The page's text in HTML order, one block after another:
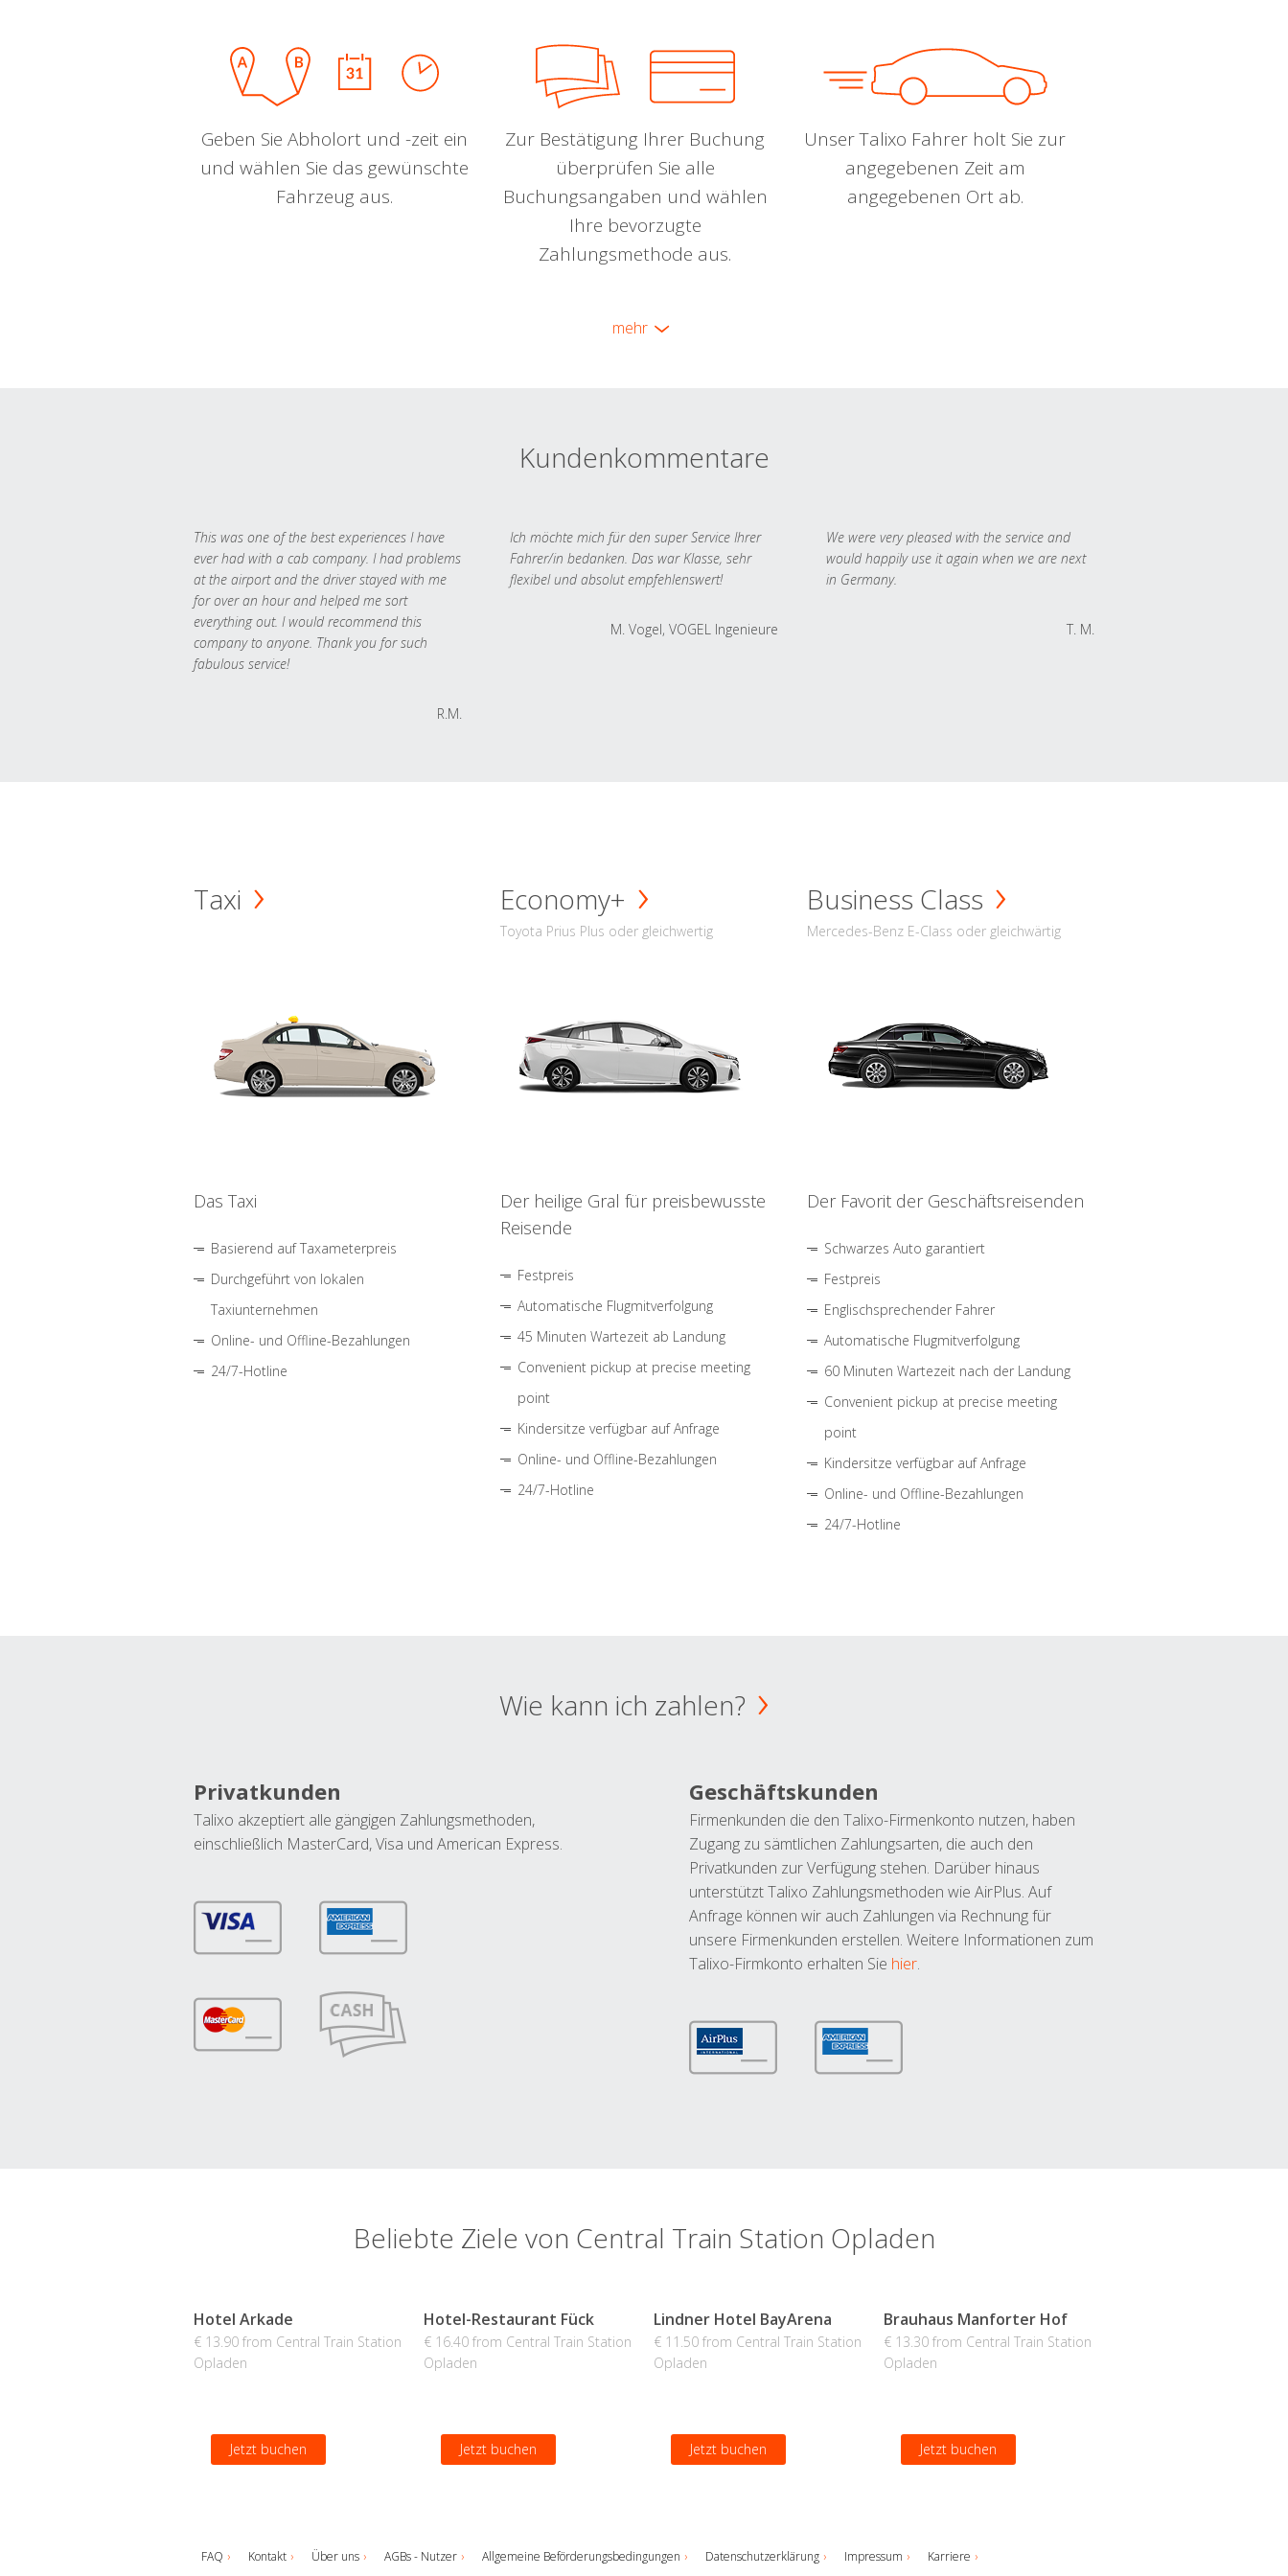
Geben Sie Abholort und -zeit ein
und wählen Sie das gewünschte
Fahrzeug aus.
Zur Bestätigung Ihrer Buchung
überprüfen Sie alle
Buchungsangaben und wählen
Ihre bevorzugte
Zahlungsmethode aus.
Unser Talixo Fahrer holt Sie zur
angegebenen Zeit am
angegebenen Ort ab.
mehr
Kundenkommentare
This was one of the best experiences I have
ever had with a cab company. I had problems
at the airport and the driver stayed with me
for over an hour and helped me sort
everything out. I would recommend this
company to anyone. Thank you for such
fabulous service!
R.M.
Ich möchte mich für den super Service Ihrer
Fahrer/in bedanken. Das war Klasse, sehr
flexibel und absolut empfehlenswert!
M. Vogel, VOGEL Ingenieure
We were very pleased with the service and
would happily use it again when we are next
in Germany.
T. M.
Taxi
Das Taxi
Basierend auf Taxameterpreis
Durchgeführt von lokalen
Taxiunternehmen
Online- und Offline-Bezahlungen
24/7-Hotline
Economy+
Toyota Prius Plus oder gleichwertig
Der heilige Gral für preisbewusste
Reisende
Festpreis
Automatische Flugmitverfolgung
45 Minuten Wartezeit ab Landung
Convenient pickup at precise meeting
point
Kindersitze verfügbar auf Anfrage
Online- und Offline-Bezahlungen
24/7-Hotline
Business Class
Mercedes-Benz E-Class oder gleichwärtig
Der Favorit der Geschäftsreisenden
Schwarzes Auto garantiert
Festpreis
Englischsprechender Fahrer
Automatische Flugmitverfolgung
60 Minuten Wartezeit nach der Landung
Convenient pickup at precise meeting
point
Kindersitze verfügbar auf Anfrage
Online- und Offline-Bezahlungen
24/7-Hotline
Wie kann ich zahlen?
Privatkunden
Talixo akzeptiert alle gängigen Zahlungsmethoden,
einschließlich MasterCard, Visa und American Express.
Geschäftskunden
Firmenkunden die den Talixo-Firmenkonto nutzen, haben
Zugang zu sämtlichen Zahlungsarten, die auch den
Privatkunden zur Verfügung stehen. Darüber hinaus
unterstützt Talixo Zahlungsmethoden wie AirPlus. Auf
Anfrage können wir auch Zahlungen via Rechnung für
unsere Firmenkunden erstellen. Weitere Informationen zum
Talixo-Firmkonto erhalten Sie hier.
Beliebte Ziele von Central Train Station Opladen
Hotel Arkade
€ 13.90 from Central Train Station
Opladen
Jetzt buchen
Hotel-Restaurant Fück
€ 16.40 from Central Train Station
Opladen
Jetzt buchen
Lindner Hotel BayArena
€ 11.50 from Central Train Station
Opladen
Jetzt buchen
Brauhaus Manforter Hof
€ 13.30 from Central Train Station
Opladen
Jetzt buchen
FAQ Kontakt Über uns AGBs - Nutzer Allgemeine Beförderungsbedingungen Datenschutzerklärung Impressum Karriere